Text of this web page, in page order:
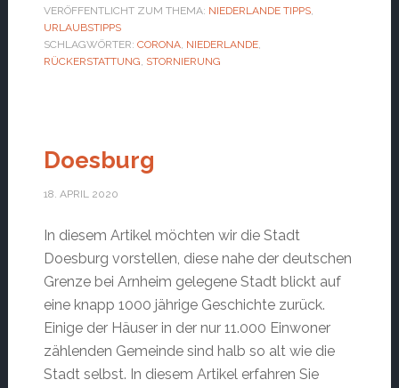
VERÖFFENTLICHT ZUM THEMA: NIEDERLANDE TIPPS,
URLAUBSTIPPS
SCHLAGWÖRTER: CORONA, NIEDERLANDE,
RÜCKERSTATTUNG, STORNIERUNG
Doesburg
18. APRIL 2020
In diesem Artikel möchten wir die Stadt
Doesburg vorstellen, diese nahe der deutschen
Grenze bei Arnheim gelegene Stadt blickt auf
eine knapp 1000 jährige Geschichte zurück.
Einige der Häuser in der nur 11.000 Einwoner
zählenden Gemeinde sind halb so alt wie die
Stadt selbst. In diesem Artikel erfahren Sie